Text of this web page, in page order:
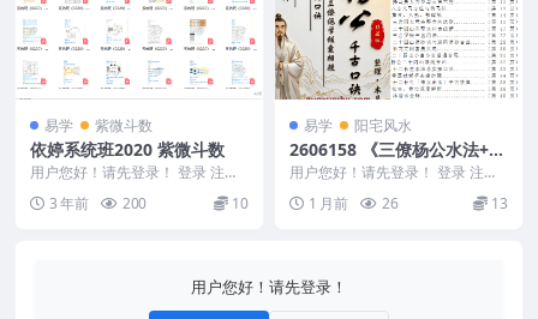
易学 紫微斗数
依婷系统班2020 紫微斗数
用户您好！请先登录！ 登录 注册
依婷系统班2020 紫微斗数 4101B
216...3 年前 200 10
易学 阳宅风水
2606158 《三僚杨公水法+望
坟断千古口诀》180页
用户您好！请先登录！ 登录 注册
《三僚杨公水法+望坟断千古口
诀》180页 26...
1 月前 26 13
用户您好！请先登录！